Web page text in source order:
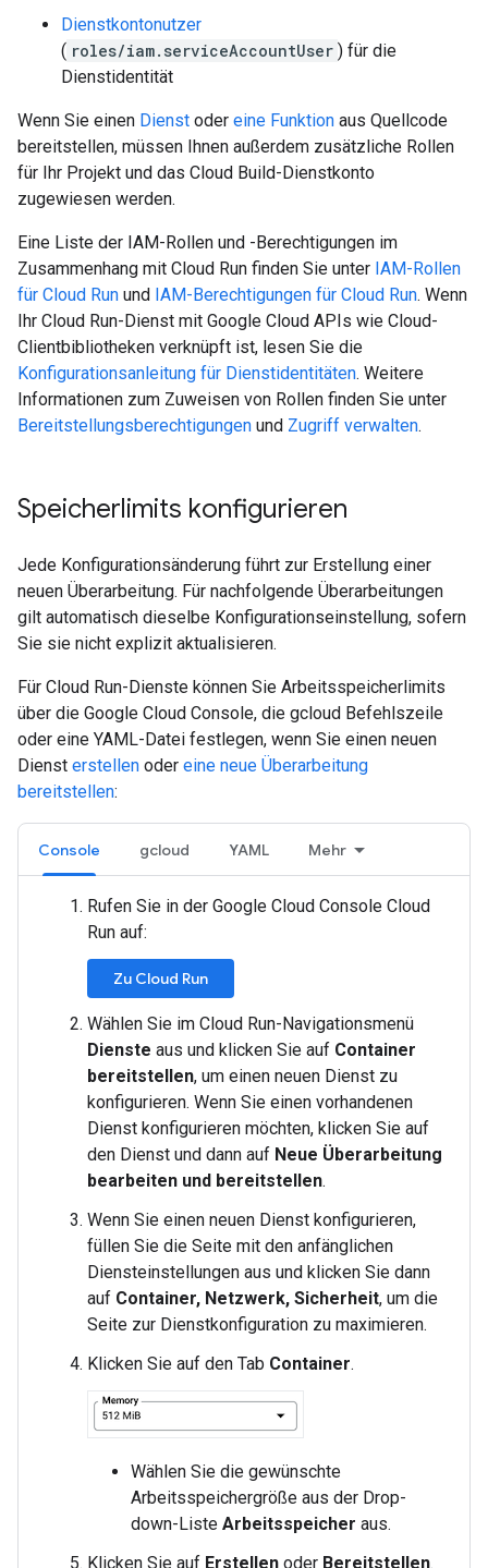
Dienstkontonutzer
( roles/iam.serviceAccountUser ) für die
Dienstidentität
Wenn Sie einen Dienst oder eine Funktion aus Quellcode
bereitstellen, müssen Ihnen außerdem zusätzliche Rollen
für Ihr Projekt und das Cloud Build-Dienstkonto
zugewiesen werden.
Eine Liste der IAM-Rollen und -Berechtigungen im
Zusammenhang mit Cloud Run finden Sie unter IAM-Rollen
für Cloud Run und IAM-Berechtigungen für Cloud Run. Wenn
Ihr Cloud Run-Dienst mit Google Cloud APIs wie Cloud-
Clientbibliotheken verknüpft ist, lesen Sie die
Konfigurationsanleitung für Dienstidentitäten. Weitere
Informationen zum Zuweisen von Rollen finden Sie unter
Bereitstellungsberechtigungen und Zugriff verwalten.
Speicherlimits konfigurieren
Jede Konfigurationsänderung führt zur Erstellung einer
neuen Überarbeitung. Für nachfolgende Überarbeitungen
gilt automatisch dieselbe Konfigurationseinstellung, sofern
Sie sie nicht explizit aktualisieren.
Für Cloud Run-Dienste können Sie Arbeitsspeicherlimits
über die Google Cloud Console, die gcloud Befehlszeile
oder eine YAML-Datei festlegen, wenn Sie einen neuen
Dienst erstellen oder eine neue Überarbeitung
bereitstellen:
Console gcloud YAML Mehr
Rufen Sie in der Google Cloud Console Cloud
Run auf:
Zu Cloud Run
Wählen Sie im Cloud Run-Navigationsmenü
Dienste aus und klicken Sie auf Container
bereitstellen, um einen neuen Dienst zu
konfigurieren. Wenn Sie einen vorhandenen
Dienst konfigurieren möchten, klicken Sie auf
den Dienst und dann auf Neue Überarbeitung
bearbeiten und bereitstellen.
Wenn Sie einen neuen Dienst konfigurieren,
füllen Sie die Seite mit den anfänglichen
Diensteinstellungen aus und klicken Sie dann
auf Container, Netzwerk, Sicherheit, um die
Seite zur Dienstkonfiguration zu maximieren.
Klicken Sie auf den Tab Container.
Wählen Sie die gewünschte
Arbeitsspeichergröße aus der Drop-
down-Liste Arbeitsspeicher aus.
Klicken Sie auf Erstellen oder Bereitstellen.